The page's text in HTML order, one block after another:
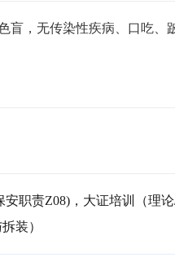
盲，无传染性疾病、口吃
职责Z08)，大证培训（理
装）